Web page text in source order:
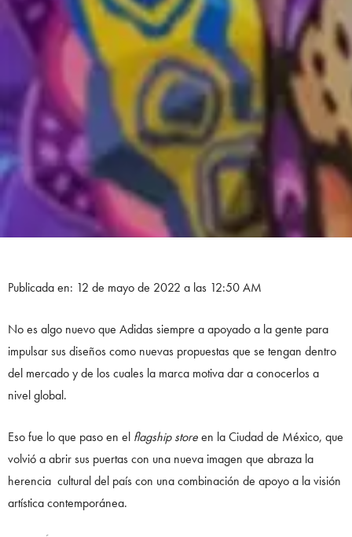
Publicada en: 12 de mayo de 2022 a las 12:50 AM
No es algo nuevo que Adidas siempre a apoyado a la gente para
impulsar sus diseños como nuevas propuestas que se tengan dentro
del mercado y de los cuales la marca motiva dar a conocerlos a
nivel global.
Eso fue lo que paso en el flagship storeen la Ciudad de México, que
volvió a abrir sus puertas con una nueva imagen que abraza la
herencia cultural del país con una combinación de apoyo a la visión
artística contemporánea.